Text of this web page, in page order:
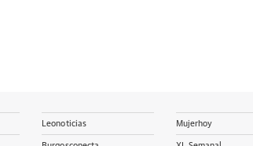
Leonoticias Mujerhoy